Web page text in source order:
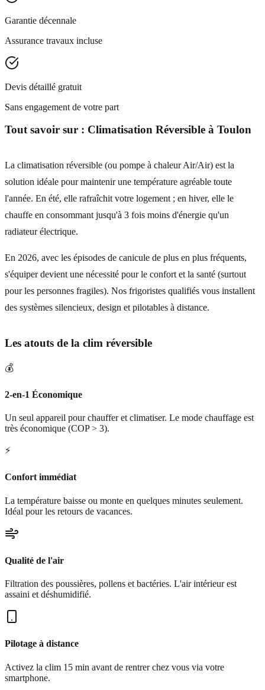
Garantie décennale
Assurance travaux incluse
Devis détaillé gratuit
Sans engagement de votre part
Tout savoir sur : Climatisation Réversible à Toulon
La climatisation réversible (ou pompe à chaleur Air/Air) est la
solution idéale pour maintenir une température agréable toute
l'année. En été, elle rafraîchit votre logement ; en hiver, elle le
chauffe en consommant jusqu'à 3 fois moins d'énergie qu'un
radiateur électrique.
En 2026, avec les épisodes de canicule de plus en plus fréquents,
s'équiper devient une nécessité pour le confort et la santé (surtout
pour les personnes fragiles). Nos frigoristes qualifiés vous installent
des systèmes silencieux, design et pilotables à distance.
Les atouts de la clim réversible
💰
2-en-1 Économique
Un seul appareil pour chauffer et climatiser. Le mode chauffage est
très économique (COP > 3).
⚡
Confort immédiat
La température baisse ou monte en quelques minutes seulement.
Idéal pour les retours de vacances.
Qualité de l'air
Filtration des poussières, pollens et bactéries. L'air intérieur est
assaini et déshumidifié.
Pilotage à distance
Activez la clim 15 min avant de rentrer chez vous via votre
smartphone.